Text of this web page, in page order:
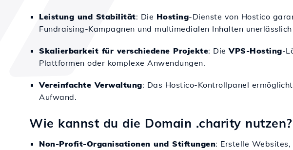
Leistung und Stabilität: Die Hosting-Dienste von Hostico
Fundraising-Kampagnen und multimedialen Inhalten
Skalierbarkeit für verschiedene Projekte: DieVPS-Hosting-
Plattformen oder komplexe Anwendungen.
Vereinfachte Verwaltung: Das Hostico-Kontrollpanel
Aufwand.
Wie kannst du die Domain .charity nutzen?
Non-Profit-Organisationen und Stiftungen: Erstelle